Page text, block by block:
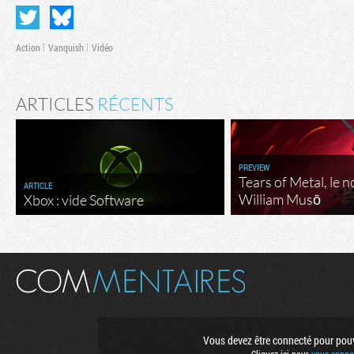
Action Vanquish Vidéo
ARTICLES RÉCENTS
ARTICLE
Xbox : vide Software
PREVIEW
Tears of Metal, le
William Musō
Vous devez être connecté pour
Rejoignez